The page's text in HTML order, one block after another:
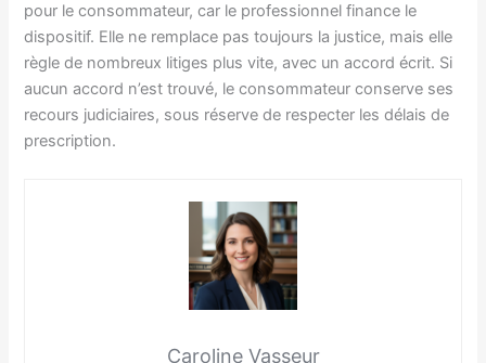
pour le consommateur, car le professionnel finance le
dispositif. Elle ne remplace pas toujours la justice, mais elle
règle de nombreux litiges plus vite, avec un accord écrit. Si
aucun accord n’est trouvé, le consommateur conserve ses
recours judiciaires, sous réserve de respecter les délais de
prescription.
Caroline Vasseur